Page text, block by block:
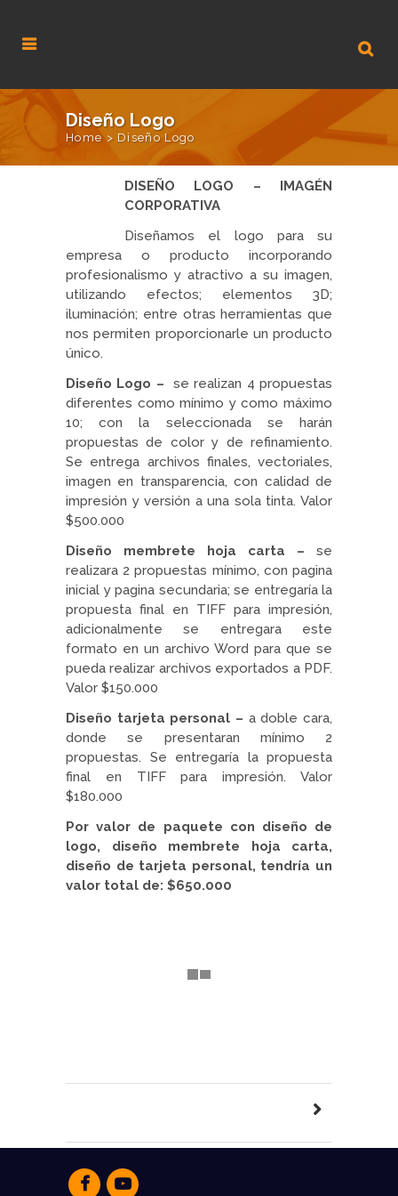
Diseño Logo
Home> Diseño Logo
DISEÑO LOGO – IMAGÉN
CORPORATIVA
Diseñamos el logo para su
empresa o producto incorporando
profesionalismo y atractivo a su imagen,
utilizando efectos; elementos 3D;
iluminación; entre otras herramientas que
nos permiten proporcionarle un producto
único.
Diseño Logo –
se realizan 4 propuestas
diferentes como mínimo y como máximo
10; con la seleccionada se harán
propuestas de color y de refinamiento.
Se entrega archivos finales, vectoriales,
imagen en transparencia, con calidad de
impresión y versión a una sola tinta. Valor
$500.000
Diseño membrete hoja carta – se
realizara 2 propuestas mínimo, con pagina
inicial y pagina secundaria; se entregaría la
propuesta final en TIFF para impresión,
adicionalmente se entregara este
formato en un archivo Word para que se
pueda realizar archivos exportados a PDF.
Valor $150.000
Diseño tarjeta personal – a doble cara,
donde se presentaran mínimo 2
propuestas. Se entregaría la propuesta
final en TIFF para impresión. Valor
$180.000
Por valor de paquete con diseño de
logo, diseño membrete hoja carta,
diseño de tarjeta personal, tendría un
valor total de: $650.000